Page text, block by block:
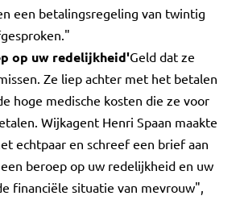
een betalingsregeling van twintig
op uw redelijkheid'Geld dat ze
Ze liep achter met het betalen
hoge medische kosten die ze voor
Wijkagent Henri Spaan maakte
echtpaar en schreef een brief aan
beroep op uw redelijkheid en uw
financiële situatie van mevrouw",